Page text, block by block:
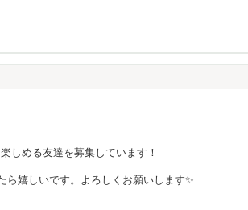
しめる友達を募集しています！
嬉しいです。よろしくお願いします✨